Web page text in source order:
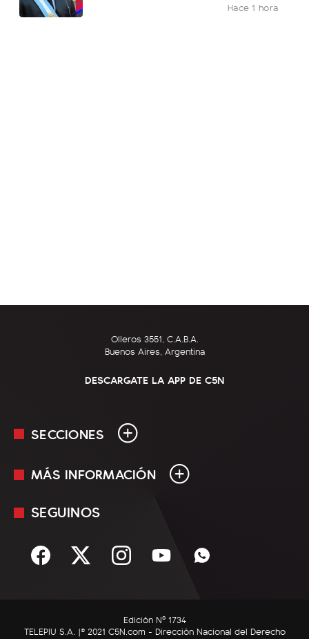
Hace 1 hora
Olleros 3551, C.A.B.A.
Buenos Aires, Argentina
DESCARGATE LA APP DE C5N
SECCIONES
En Vivo
Sociedad
C5N Autos
MÁS INFORMACIÓN
Mediakit
Términos y condiciones
SEGUINOS
Edición Nº 1734
TELEPIU S.A. |© 2021 C5N.com - Dirección Nacional del Derecho